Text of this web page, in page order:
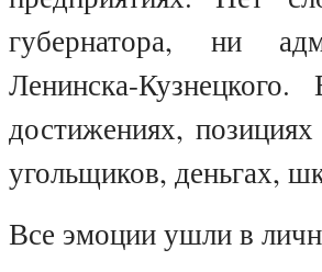
губернатора, ни
Ленинска-
достижениях,
угольщиков, деньгах,
Все эмоции ушли в